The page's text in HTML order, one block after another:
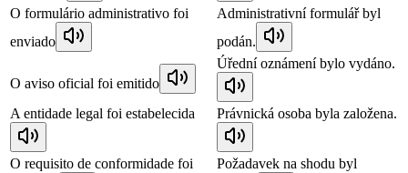
O formulário administrativo foi
enviado
Administrativní formulář byl
podán.
O aviso oficial foi emitido
Úřední oznámení bylo vydáno.
A entidade legal foi estabelecida Právnická osoba byla založena.
O requisito de conformidade foi
Požadavek na shodu byl